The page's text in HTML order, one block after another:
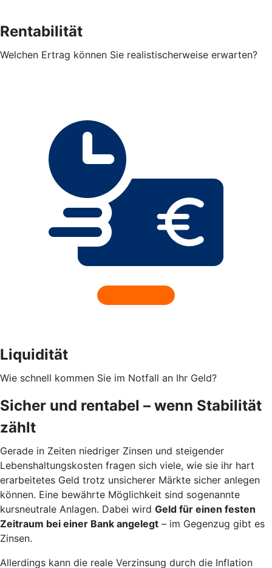
Rentabilität
Welchen Ertrag können Sie realistischerweise erwarten?
Liquidität
Wie schnell kommen Sie im Notfall an Ihr Geld?
Sicher und rentabel – wenn Stabilität
zählt
Gerade in Zeiten niedriger Zinsen und steigender
Lebenshaltungskosten fragen sich viele, wie sie ihr hart
erarbeitetes Geld trotz unsicherer Märkte sicher anlegen
können. Eine bewährte Möglichkeit sind sogenannte
kursneutrale Anlagen. Dabei wird Geld für einen festen
Zeitraum bei einer Bank angelegt – im Gegenzug gibt es
Zinsen.
Allerdings kann die reale Verzinsung durch die Inflation